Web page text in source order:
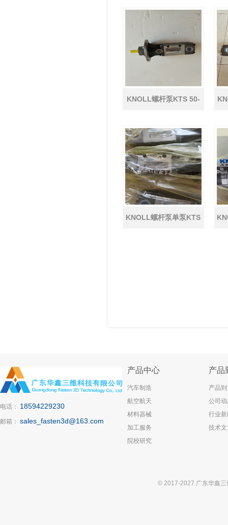
KNOLL螺杆泵KTS 50-
KNOLL螺杆泵单泵KTS
电话： 18594229230
邮箱： sales_fasten3d@163.com
产品中心
汽车制造
航空航天
材料器械
加工服务
院校研究
产品
产品
公司
行业
技术
© 2017-2027 广东华鑫三维